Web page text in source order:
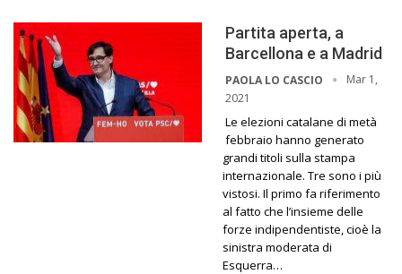
Partita aperta, a
Barcellona e a Madrid
PAOLA LO CASCIO
Mar 1,
2021
Le elezioni catalane di metà
febbraio hanno generato
grandi titoli sulla stampa
internazionale. Tre sono i più
vistosi. Il primo fa riferimento
al fatto che l’insieme delle
forze indipendentiste, cioè la
sinistra moderata di
Esquerra…